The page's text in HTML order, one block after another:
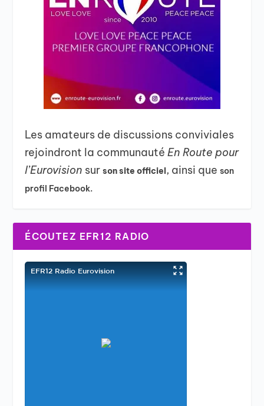
Les amateurs de discussions conviviales
rejoindront la communautéEn Route pour
l’Eurovision surson site officiel, ainsi queson
profil Facebook.
ÉCOUTEZ EFR12 RADIO